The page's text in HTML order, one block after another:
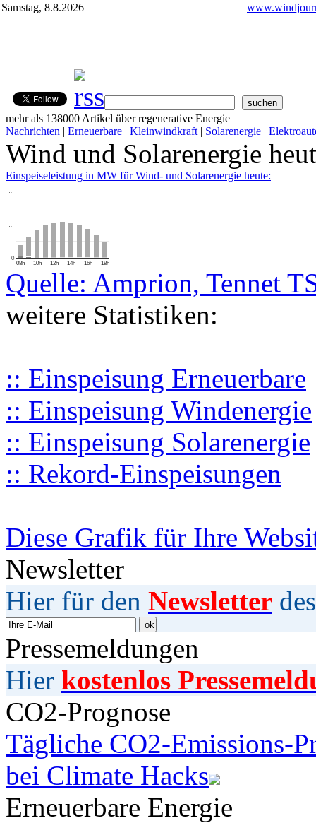
Samstag, 8.8.2026
mehr als 138000 Artikel über regenerative Energie
Nachrichten | Erneuerbare | Kleinwindkraft | Solarenergie |
Wind und Solarenergie
Einspeiseleistung in MW für Wind- und Solarenergie heute:
08h 10h 12h 14h 16h 18h
0
…
…
Quelle: Amprion, Tennet
weitere Statistiken:
:: Einspeisung Erneuerbare
:: Einspeisung Windenergie
:: Einspeisung Solarenergie
:: Rekord-Einspeisungen
Diese Grafik für Ihre
Newsletter
Hier für den Newsletter
Pressemeldungen
Hier kostenlos
CO2-Prognose
Tägliche CO2-Emissions-
bei Climate Hacks
Erneuerbare Energie